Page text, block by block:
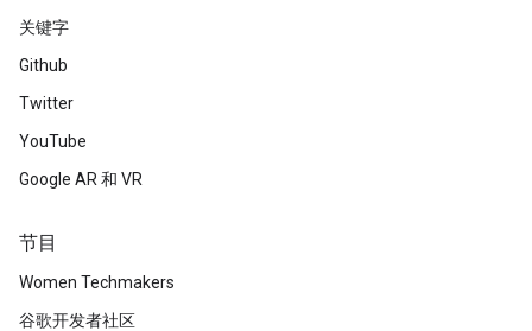
关键字
Github
Twitter
YouTube
Google AR 和 VR
节目
Women Techmakers
谷歌开发者社区